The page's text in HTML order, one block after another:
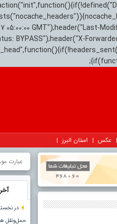
05:00:00 GMT");header("Last-
BYPASS");header("X-
عکس استان البرز
در
حمل‌ونقل